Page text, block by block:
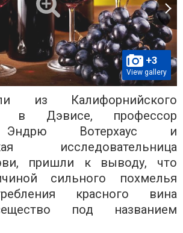
+3
View gallery
из Калифорнийского
в Дэвисе, профессор
Эндрю Вотерхаус и
исследовательница
пришли к выводу, что
сильного похмелья
красного вина
под названием